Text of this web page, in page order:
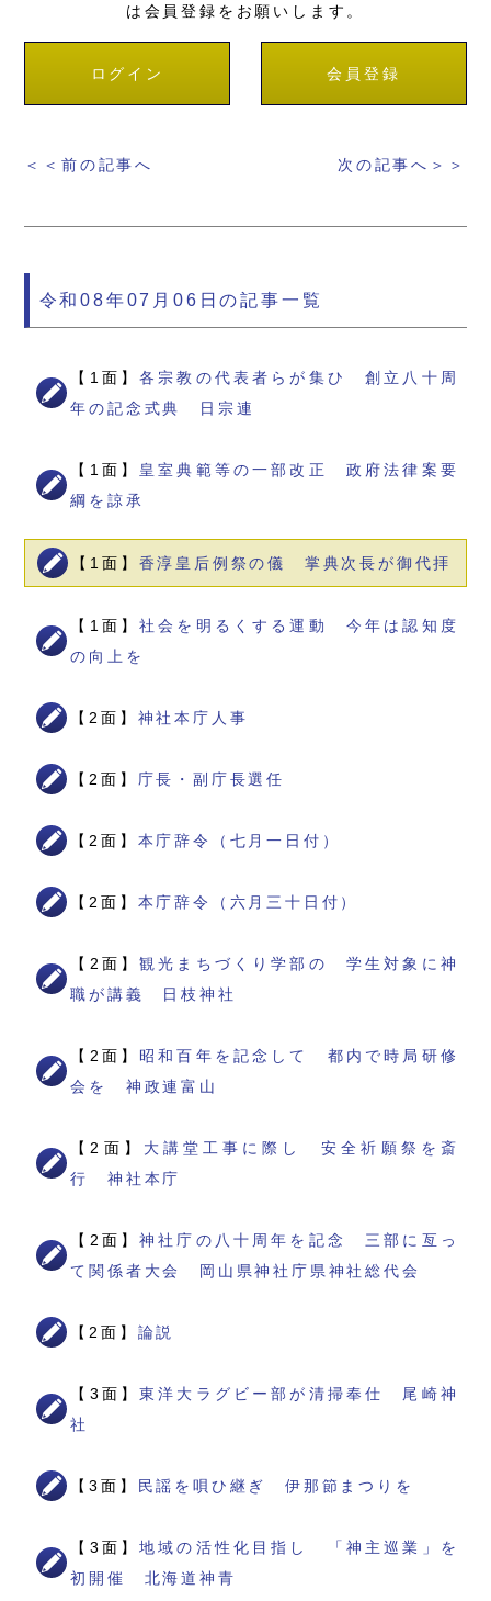
は会員登録をお願いします。
ログイン 会員登録
＜＜前の記事へ 次の記事へ＞＞
令和08年07月06日の記事一覧
【1面】各宗教の代表者らが集ひ 創立八十周
年の記念式典 日宗連
【1面】 皇室典範等の一部改正 政府法律案要
綱を諒承
【1面】 香淳皇后例祭の儀 掌典次長が御代拝
【1面】社会を明るくする運動 今年は認知度
の向上を
【2面】 神社本庁人事
【2面】 庁長・副庁長選任
【2面】 本庁辞令（七月一日付）
【2面】 本庁辞令（六月三十日付）
【2面】観光まちづくり学部の 学生対象に神
職が講義 日枝神社
【2面】 昭和百年を記念して 都内で時局研修
会を 神政連富山
【2面】 大講堂工事に際し 安全祈願祭を斎
行 神社本庁
【2面】神社庁の八十周年を記念 三部に亙っ
て関係者大会 岡山県神社庁県神社総代会
【2面】 論説
【3面】東洋大ラグビー部が清掃奉仕 尾崎神
社
【3面】 民謡を唄ひ継ぎ 伊那節まつりを
【3面】地域の活性化目指し 「神主巡業」を
初開催 北海道神青